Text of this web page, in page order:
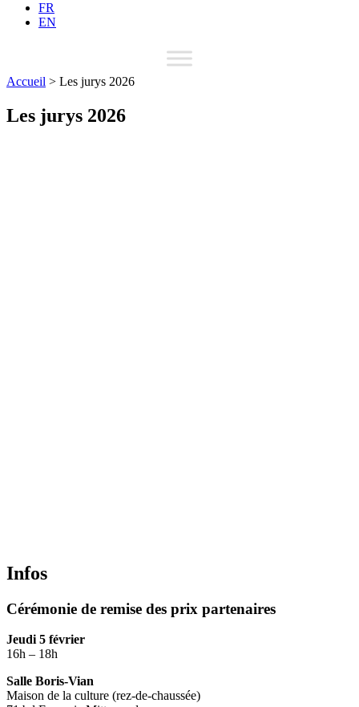
FR
EN
Accueil > Les jurys 2026
Les jurys 2026
Infos
Cérémonie de remise des prix partenaires
Jeudi 5 février
16h – 18h
Salle Boris-Vian
Maison de la culture (rez-de-chaussée)